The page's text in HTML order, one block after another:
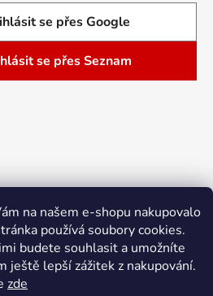
na našem e-shopu nakupovalo
používá soubory cookies.
budete souhlasit a umožníte
ještě lepší zážitek z nakupování.
zde
se přes Google
se přes Seznam